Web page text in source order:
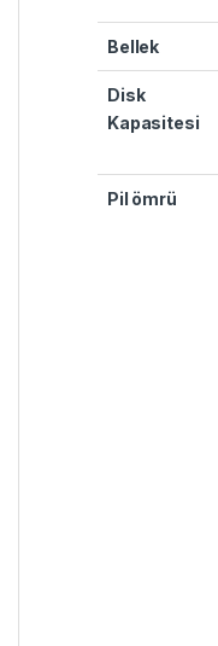
Bellek
Disk
Kapasitesi
Pil ömrü